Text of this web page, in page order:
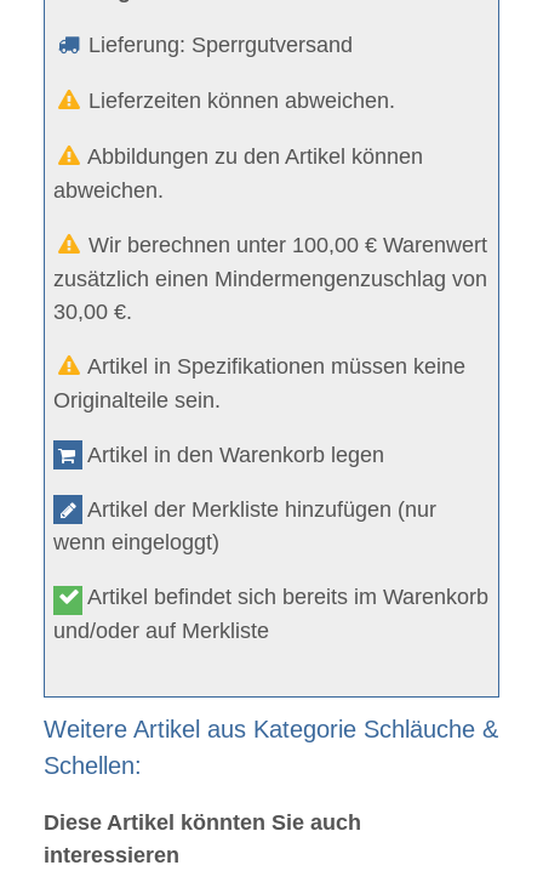
Lieferung: Sperrgutversand
Lieferzeiten können abweichen.
Abbildungen zu den Artikel können
abweichen.
Wir berechnen unter 100,00 € Warenwert
zusätzlich einen Mindermengenzuschlag von
30,00 €.
Artikel in Spezifikationen müssen keine
Originalteile sein.
Artikel in den Warenkorb legen
Artikel der Merkliste hinzufügen (nur
wenn eingeloggt)
Artikel befindet sich bereits im Warenkorb
und/oder auf Merkliste
Weitere Artikel aus Kategorie Schläuche &
Schellen:
Diese Artikel könnten Sie auch
interessieren